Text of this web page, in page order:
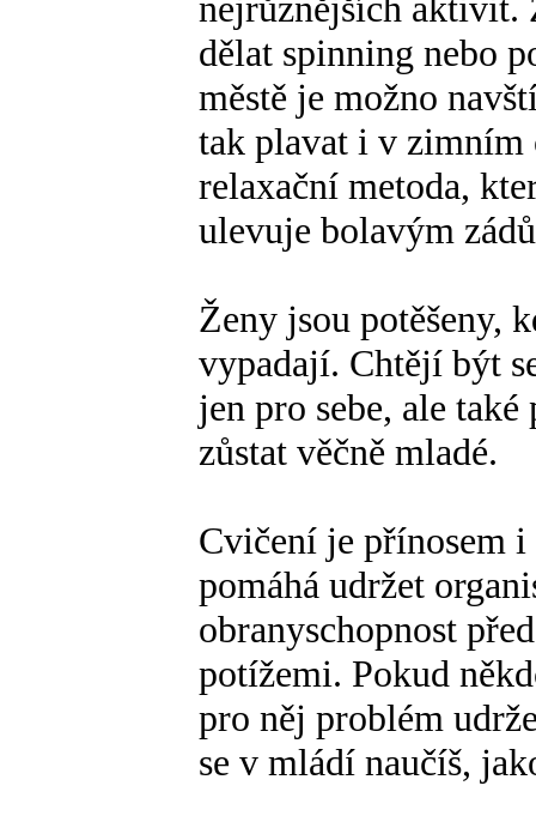
dělat spinning nebo
městě je možno
tak plavat i v zimním
relaxační metoda,
ulevuje bolavým
Ženy jsou potěšeny,
vypadají. Chtějí být
jen pro sebe, ale
zůstat věčně mladé.
Cvičení je přínosem
pomáhá udržet
obranyschopnost
potížemi. Pokud
pro něj problém
se v mládí naučíš,